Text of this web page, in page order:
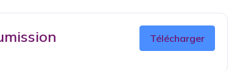
Télécharger